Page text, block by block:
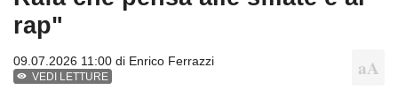
rap"
09.07.2026 11:00 di Enrico Ferrazzi
VEDI LETTURE